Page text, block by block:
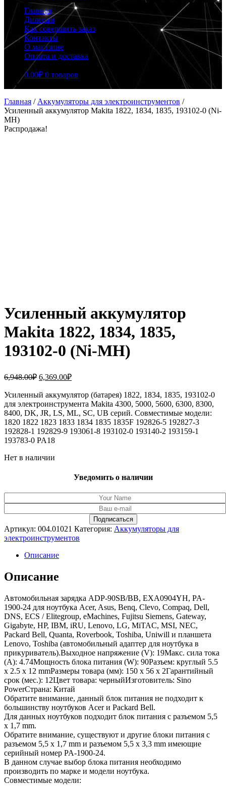
Главная
Дилерам
Как совершить заказ
Контакты
О магазине
Оплата и доставка
0.00₽ 0 товаров
Главная / Аккумуляторы для электроинструментов /
Усиленный аккумулятор Makita 1822, 1834, 1835, 193102-0 (Ni-
MH)
Распродажа!
Усиленный аккумулятор
Makita 1822, 1834, 1835,
193102-0 (Ni-MH)
6,948.00₽ Первоначальная
составляла
6,948.00₽.
6,369.00₽Текущая
6,369.00₽.
Усиленный аккумулятор (батарея) 1822, 1834, 1835, 193102-0
для электроинструмента Makita 4300, 5000, 5600, 6300, 8300,
8400, DK, JR, LS, ML, SC, UB серий. Совместимые модели:
1820 1822 1823 1833 1834 1835 1835F 192826-5 192827-3
192828-1 192829-9 193061-8 193102-0 193140-2 193159-1
193783-0 PA18
Нет в наличии
Уведомить о наличии
Артикул: 004.01021 Категория: Аккумуляторы для
электроинструментов
Описание
Описание
Автомобильная зарядка ADP-90SB/BB, EXA0904YH, PA-
1900-24 для ноутбука Acer, Asus, Benq, Clevo, Compaq, Dell,
DNS, ECS / Elitegroup, eMachines, Fujitsu Siemens, Gateway,
Gigabyte, HP, IBM, iRU, Lenovo, LG, MiTAC, MSI, NEC,
Packard Bell, Quanta, Roverbook, Toshiba, Uniwill и планшета
Lenovo, Toshiba (автомобильный адаптер для ноутбука в
прикуриватель).Выходное напряжение (V): 19Макс. сила тока
(A): 4.74Мощность блока питания (W): 90Разъем: круглый 5.5
x 2.5 x 12 mmРазмеры товара (мм): 150 x 56 x 2Гарантийный
срок (мес.): 12Цвет товара: черныйИзготовитель: Sino
PowerСтрана: Китай
Обратите внимание, данный блок питания не подходит к
большинству ноутбуков Acer и Packard Bell.
Для данных ноутбуков подходит блок питания с разъемом 5,5
x 1,7 mm.
Обратите внимание, существуют и другие блоки питания с
разъемом 5,5 x 1,7 mm и разъемом 5,5 x 3,3 mm имеющие
серийный номер PA-1900-24.
В данном случае выбор блока питания необходимо
производить по марке и модели ноутбука.
Совместимые модели: